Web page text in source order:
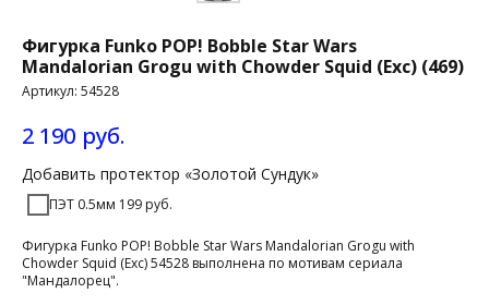
Фигурка Funko POP! Bobble Star Wars
Mandalorian Grogu with Chowder Squid (Exc) (469)
Артикул: 54528
2 190 руб.
Добавить протектор «Золотой Сундук»
ПЭТ 0.5мм 199 руб.
Фигурка Funko POP! Bobble Star Wars Mandalorian Grogu with
Chowder Squid (Exc) 54528 выполнена по мотивам сериала
"Мандалорец".